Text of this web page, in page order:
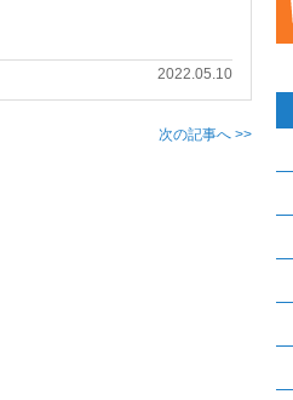
2022.05.10
次の記事へ >>